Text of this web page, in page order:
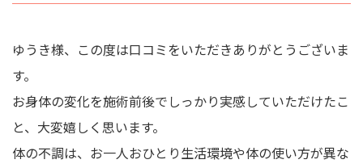
ゆうき様、この度は口コミをいただきありがとうございま
す。
お身体の変化を施術前後でしっかり実感していただけたこ
と、大変嬉しく思います。
体の不調は、お一人おひとり生活環境や体の使い方が異な